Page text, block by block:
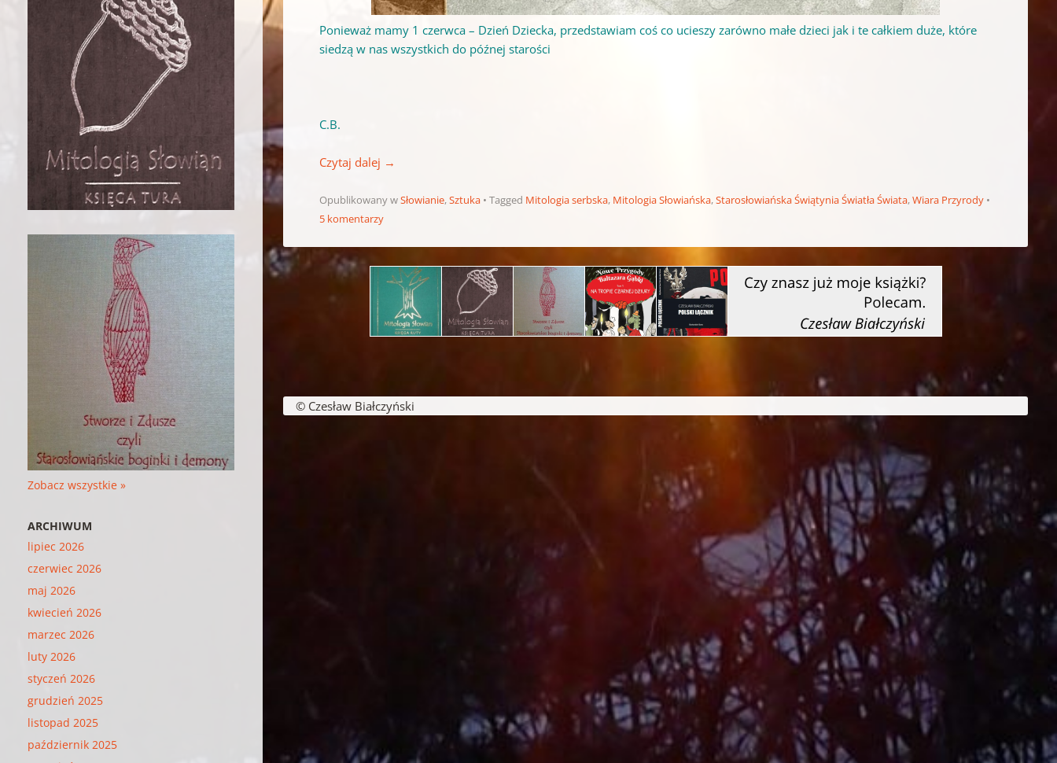
Ponieważ mamy 1 czerwca – Dzień Dziecka, przedstawiam coś co ucieszy zarówno małe dzieci jak i te całkiem duże, które
siedzą w nas wszystkich do późnej starości
C.B.
Czytaj dalej →
Opublikowany wSłowianie,Sztuka Tagged Mitologia serbska, Mitologia Słowiańska,Starosłowiańska Świątynia Światła Świata,Wiara Przyrody
5 komentarzy
Zobacz wszystkie »
ARCHIWUM
lipiec 2026
czerwiec 2026
maj 2026
kwiecień 2026
marzec 2026
luty 2026
styczeń 2026
grudzień 2025
listopad 2025
październik 2025
© Czesław Białczyński